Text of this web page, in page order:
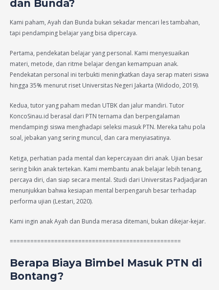
dan Bunda?
Kami paham, Ayah dan Bunda bukan sekadar mencari les tambahan,
tapi pendamping belajar yang bisa dipercaya.
Pertama, pendekatan belajar yang personal. Kami menyesuaikan
materi, metode, dan ritme belajar dengan kemampuan anak.
Pendekatan personal ini terbukti meningkatkan daya serap materi siswa
hingga 35% menurut riset Universitas Negeri Jakarta (Widodo, 2019).
Kedua, tutor yang paham medan UTBK dan jalur mandiri. Tutor
KoncoSinau.id berasal dari PTN ternama dan berpengalaman
mendampingi siswa menghadapi seleksi masuk PTN. Mereka tahu pola
soal, jebakan yang sering muncul, dan cara menyiasatinya.
Ketiga, perhatian pada mental dan kepercayaan diri anak. Ujian besar
sering bikin anak tertekan. Kami membantu anak belajar lebih tenang,
percaya diri, dan siap secara mental. Studi dari Universitas Padjadjaran
menunjukkan bahwa kesiapan mental berpengaruh besar terhadap
performa ujian (Lestari, 2020).
Kami ingin anak Ayah dan Bunda merasa ditemani, bukan dikejar-kejar.
==================================================
Berapa Biaya Bimbel Masuk PTN di
Bontang?